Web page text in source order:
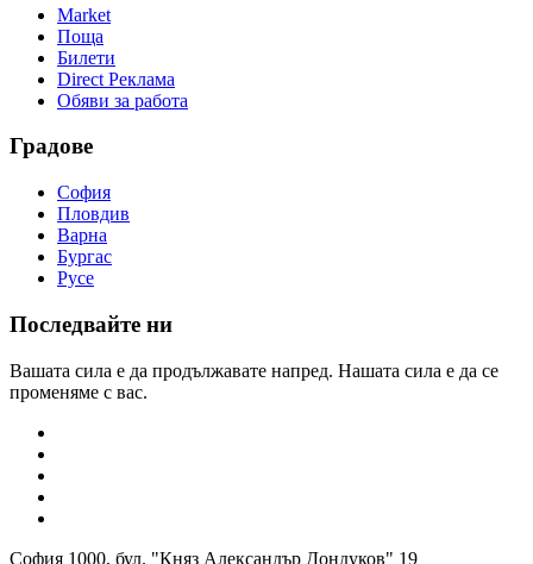
Market
Поща
Билети
Direct Реклама
Обяви за работа
Градове
София
Пловдив
Варна
Бургас
Русе
Последвайте ни
Вашата сила е да продължавате напред. Нашата сила е да се
променяме с вас.
София 1000, бул. "Княз Александър Дондуков" 19